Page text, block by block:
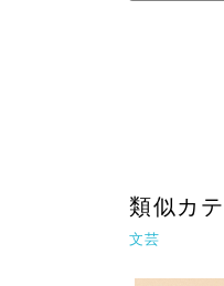
類似カ
文芸